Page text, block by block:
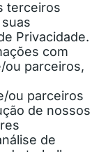
terceiros
Privacidade.
com
ou parceiros,
ou parceiros
de nossos
de